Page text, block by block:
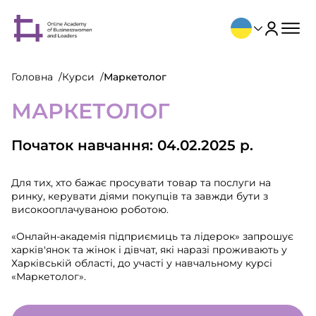
Головна Курси Маркетолог
МАРКЕТОЛОГ
Початок навчання: 04.02.2025 р.
Для тих, хто бажає просувати товар та послуги на
ринку, керувати діями покупців та завжди бути з
високооплачуваною роботою.
«Онлайн-академія підприємиць та лідерок» запрошує
харків'янок та жінок і дівчат, які наразі проживають у
Харківській області, до участі у навчальному курсі
«Маркетолог».